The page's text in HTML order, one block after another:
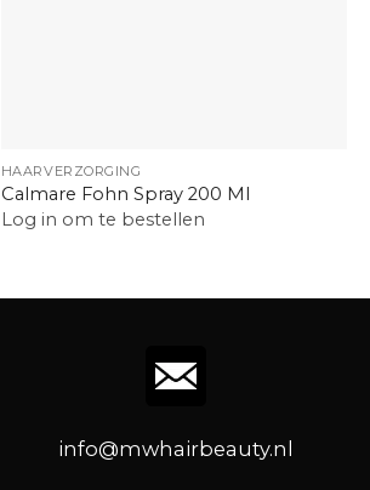
HAARVERZORGING
Calmare Fohn Spray 200 Ml
Log in om te bestellen
info@mwhairbeauty.nl